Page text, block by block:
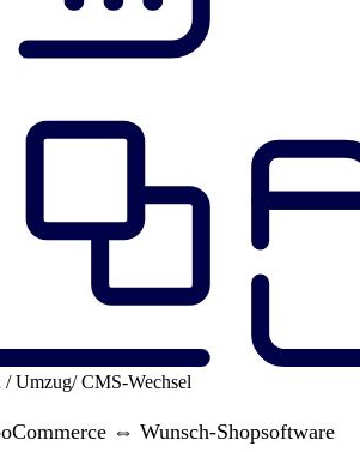
Umzug/ CMS-Wechsel
⇔ Wunsch-Shopsoftware